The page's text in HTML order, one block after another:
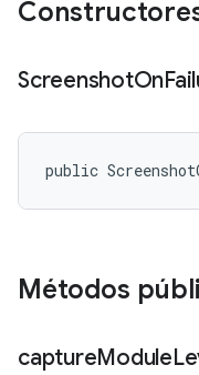
ScreenshotOn
public
Métodos
captureModule